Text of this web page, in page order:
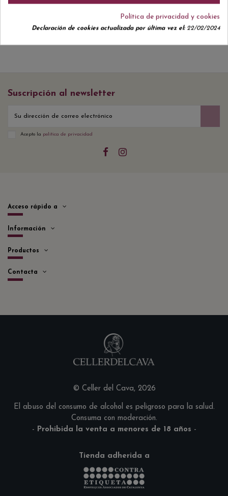
Suscripción al newsletter
Acepto la política de privacidad
Acceso rápido a
Información
Productos
Contacta
© Celler del Cava, 2026
El abuso del consumo de alcohol es peligroso para la salud.
Consuma con moderación.
- Prohibida la venta a menores de 18 años -
Tienda adherida a
Política de privacidad y cookies
Declaración de cookies actualizada por última vez el:22/02/2024